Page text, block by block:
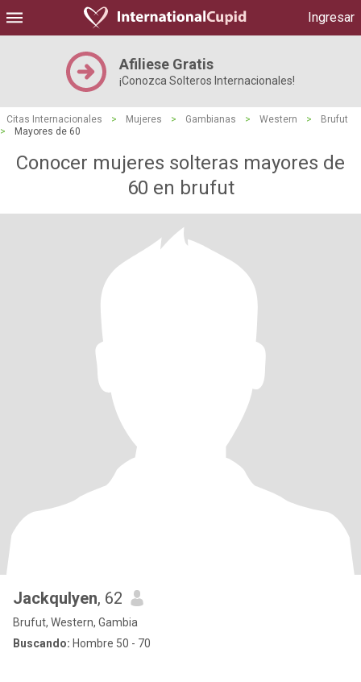
Ingresar
Afiliese Gratis
¡Conozca Solteros Internacionales!
Citas Internacionales > Mujeres > Gambianas > Western >
Brufut
>
Mayores de 60
Conocer mujeres solteras mayores de
60 en brufut
Jackqulyen, 62
Brufut, Western, Gambia
Buscando: Hombre 50 - 70